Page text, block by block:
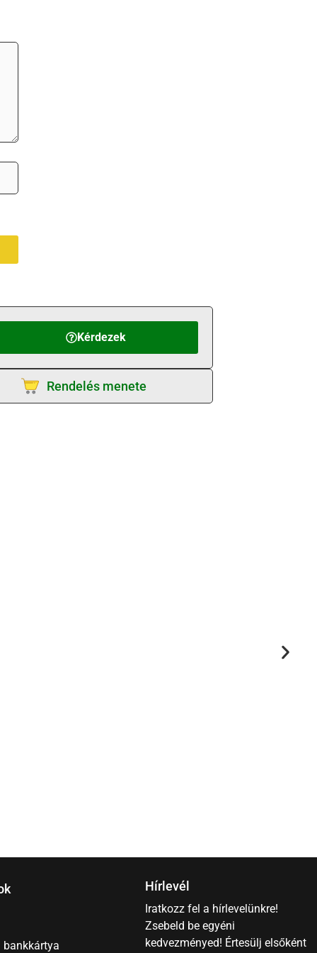
Kérdezek
Rendelés menete
bankkártya
Hírlevél
Iratkozz fel a hírlevelünkre!
Zsebeld be egyéni
kedvezményed! Értesülj elsőként